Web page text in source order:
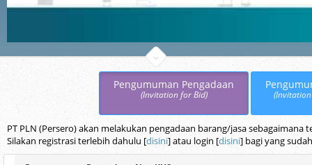
Pengumuman Pengadaan
(Invitation for Bid)
PT PLN (Persero) akan melakukan pengadaan barang/jasa
Silakan registrasi terlebih dahulu [disini] atau login [disini] bagi yang